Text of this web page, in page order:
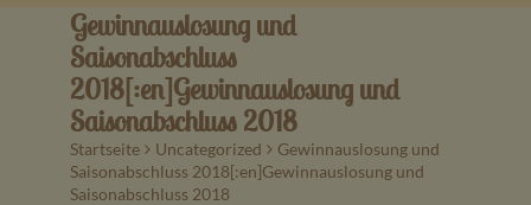
Startseite
Über uns
Preise & Infos
Tickets
Gewinnauslosung und
Saisonabschluss
2018[:en]Gewinnauslosung und
Saisonabschluss 2018
Startseite > Uncategorized > Gewinnauslosung und
Saisonabschluss 2018[:en]Gewinnauslosung und
Saisonabschluss 2018